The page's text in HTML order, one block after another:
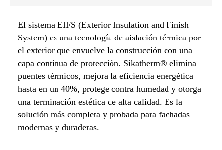
El sistema EIFS (Exterior Insulation and Finish
System) es una tecnología de aislación térmica por
el exterior que envuelve la construcción con una
capa continua de protección. Sikatherm® elimina
puentes térmicos, mejora la eficiencia energética
hasta en un 40%, protege contra humedad y otorga
una terminación estética de alta calidad. Es la
solución más completa y probada para fachadas
modernas y duraderas.